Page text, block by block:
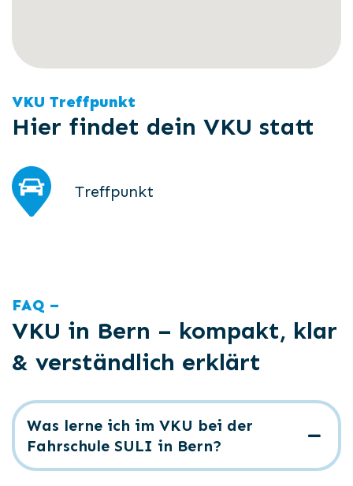
VKU Treffpunkt
Hier findet dein VKU statt
Treffpunkt
FAQ –
VKU in Bern – kompakt, klar
& verständlich erklärt
Was lerne ich im VKU bei der
Fahrschule SULI in Bern?